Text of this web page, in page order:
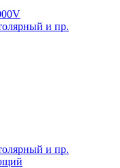
и пр.
и пр.